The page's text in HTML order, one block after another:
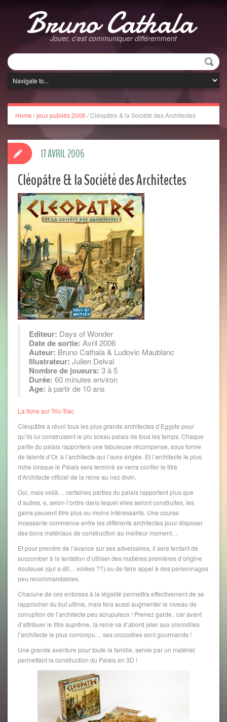
Bruno Cathala
Jouer, c'est communiquer différemment
Home /jeux publiés 2006 /Cléopâtre & la Société des Architectes
Cléopâtre & la Société des Architectes
Editeur: Days of Wonder
Date de sortie: Avril 2006
Auteur: Bruno Cathala & Ludovic Maublanc
Illustrateur: Julien Delval
Nombre de joueurs: 3 à 5
Durée: 60 minutes environ
Age: à partir de 10 ans
La fiche sur Tric-Trac
Cléopâtre a réuni tous les plus grands architectes d’Egypte pour
qu’ils lui construisent le plu sceau palais de tous les temps. Chaque
partie du palais rapportera une fabuleuse récompense, sous forme
de talents d’Or, à l’architecte qui l’aura érigée. Et l’architecte le plus
riche lorsque le Palais sera terminé se verra confier le titre
d’Architecte officiel de la reine au nez divin.
Oui, mais voilà… certaines parties du palais rapportent plus que
d’autres, e, selon l’ordre dans lequel elles seront construites, les
gains peuvent être plus ou moins intéressants. Une course
incessante commence entre les différents architectes pour disposer
des bons matériaux de construction au meilleur moment…
Et pour prendre de l’avance sur ses adversaires, il sera tentant de
succomber à la tentation d’utiliser des matières premières d’origine
douteuse (qui a dit… volées ??) ou de faire appel à des personnages
peu recommandables.
Chacune de ces entorses à la légalité permettra effectivement de se
rapprocher du but ultime, mais fera aussi augmenter le niveau de
corruption de l’architecte peu scrupuleux ! Prenez garde.. car avant
d’attribuer le titre suprême, la reine va d’abord jeter aux crocodiles
l’architecte le plus corrompu… ses crocodiles sont gourmands !
Une grande aventure pour toute la famille, servie par un matériel
permettant la construction du Palais en 3D !
17 AVRIL 2006